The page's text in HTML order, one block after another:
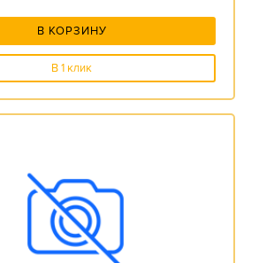
В КОРЗИНУ
В 1 клик